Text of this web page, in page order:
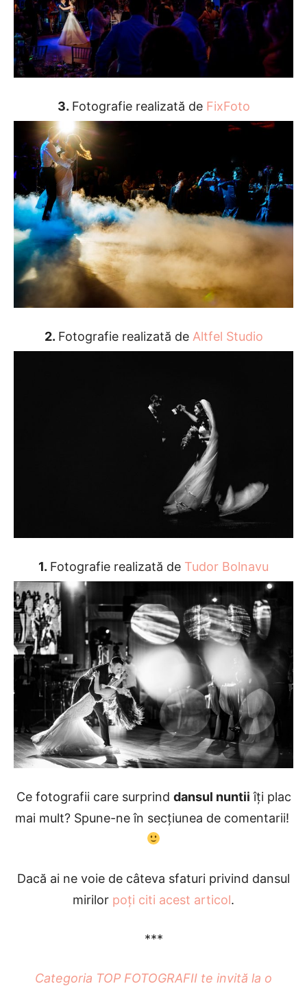
3. Fotografie realizată de FixFoto
2. Fotografie realizată de Altfel Studio
1. Fotografie realizată de Tudor Bolnavu
Ce fotografii care surprind dansul nuntii îți plac
mai mult? Spune-ne în secțiunea de comentarii!
Dacă ai ne voie de câteva sfaturi privind dansul
mirilor poți citi acest articol.
***
Categoria TOP FOTOGRAFII te invită la o